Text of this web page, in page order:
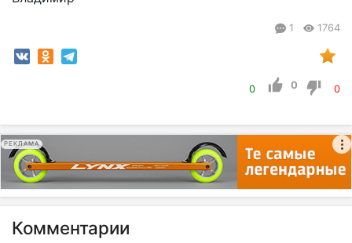
1 1764
0 0 0
РЕКЛАМА
Комментарии